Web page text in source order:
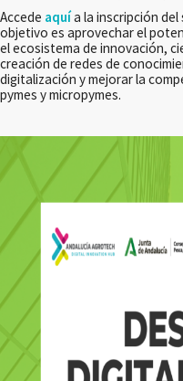
Accede aquía la inscripción
objetivo es aprovechar el
el ecosistema de innovación,
creación de redes de
digitalización y mejorar la
pymes y micropymes.